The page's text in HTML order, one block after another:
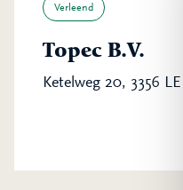
Verleend
Topec B.V.
Ketelweg 20, 3356